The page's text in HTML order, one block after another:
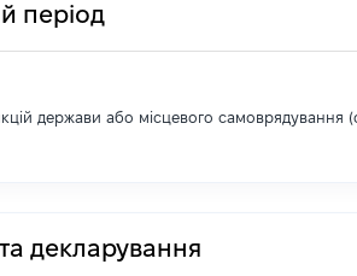
період
держави або місцевого самоврядування
декларування